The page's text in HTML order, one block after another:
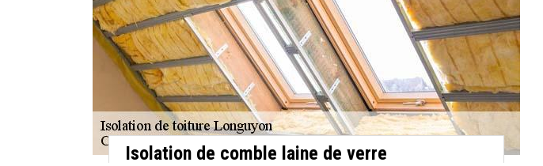
Isolation de comble laine de verre